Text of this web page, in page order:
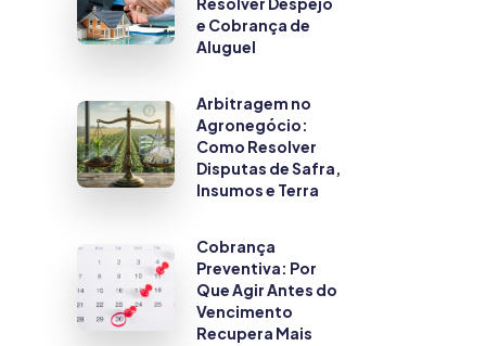
e Cobrança de
Aluguel
Arbitragem no
Agronegócio:
Como Resolver
Disputas de Safra,
Insumos e Terra
Cobrança
Preventiva: Por
Que Agir Antes do
Vencimento
Recupera Mais